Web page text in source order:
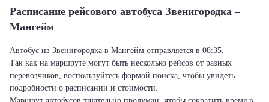
Расписание рейсового автобуса Звенигородка –
Мангейм
Автобус из Звенигородка в Мангейм отправляется в 08:35.
Так как на маршруте могут быть несколько рейсов от разных
перевозчиков, воспользуйтесь формой поиска, чтобы увидеть
подробности о расписании и стоимости.